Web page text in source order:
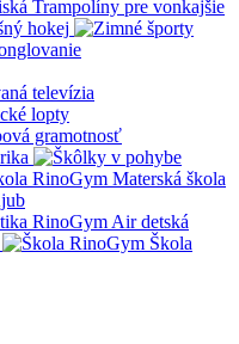
Trampolíny pre vonkajšie
hokej
televízia
lopty
gramotnosť
Materská škola
RinoGym Air detská
Škola